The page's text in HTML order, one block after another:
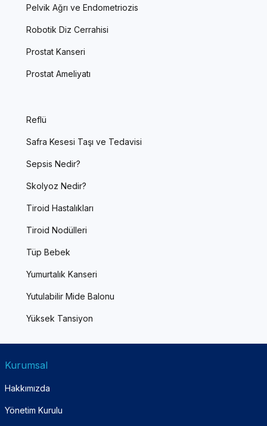
Pelvik Ağrı ve Endometriozis
Robotik Diz Cerrahisi
Prostat Kanseri
Prostat Ameliyatı
Reflü
Safra Kesesi Taşı ve Tedavisi
Sepsis Nedir?
Skolyoz Nedir?
Tiroid Hastalıkları
Tiroid Nodülleri
Tüp Bebek
Yumurtalık Kanseri
Yutulabilir Mide Balonu
Yüksek Tansiyon
Kurumsal
Hakkımızda
Yönetim Kurulu